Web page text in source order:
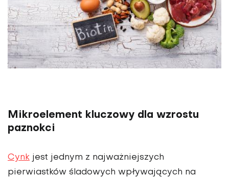
Mikroelement kluczowy dla wzrostu
paznokci
Cynk jest jednym z najważniejszych
pierwiastków śladowych wpływających na